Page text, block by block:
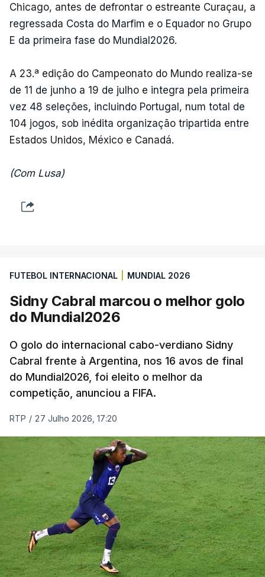
Chicago, antes de defrontar o estreante Curaçau, a
regressada Costa do Marfim e o Equador no Grupo
E da primeira fase do Mundial2026.
A 23.ª edição do Campeonato do Mundo realiza-se
de 11 de junho a 19 de julho e integra pela primeira
vez 48 seleções, incluindo Portugal, num total de
104 jogos, sob inédita organização tripartida entre
Estados Unidos, México e Canadá.
(Com Lusa)
FUTEBOL INTERNACIONAL MUNDIAL 2026
Sidny Cabral marcou o melhor golo
do Mundial2026
O golo do internacional cabo-verdiano Sidny
Cabral frente à Argentina, nos 16 avos de final
do Mundial2026, foi eleito o melhor da
competição, anunciou a FIFA.
RTP / 27 Julho 2026, 17:20